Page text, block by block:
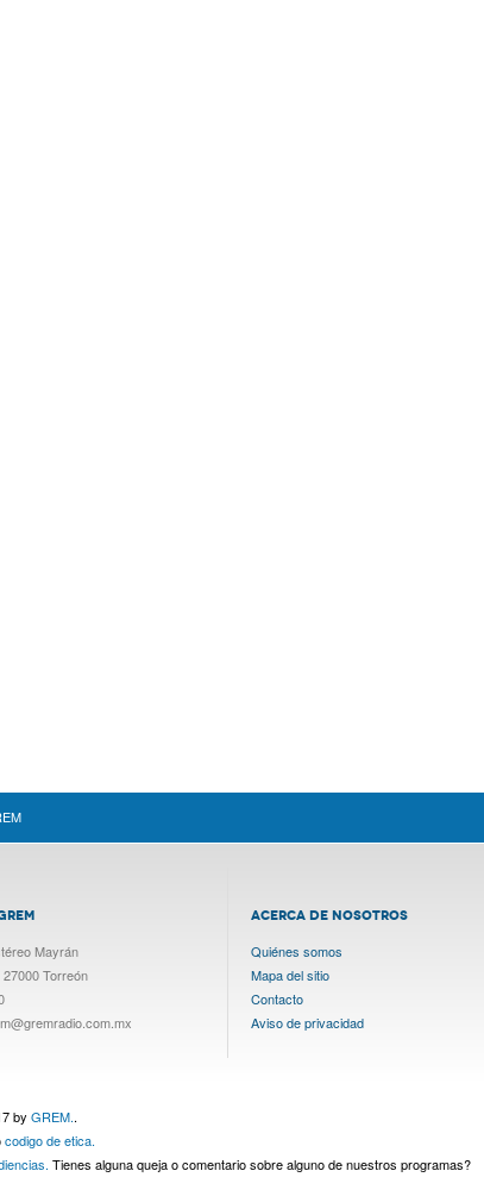
Mayrán
Torreón
ACERCA DE NOSOTROS
Quiénes somos
Mapa del sitio
Contacto
Aviso de privacidad
by GREM..
codigo de etica.
Tienes alguna queja o comentario sobre alguno de nuestros programas?